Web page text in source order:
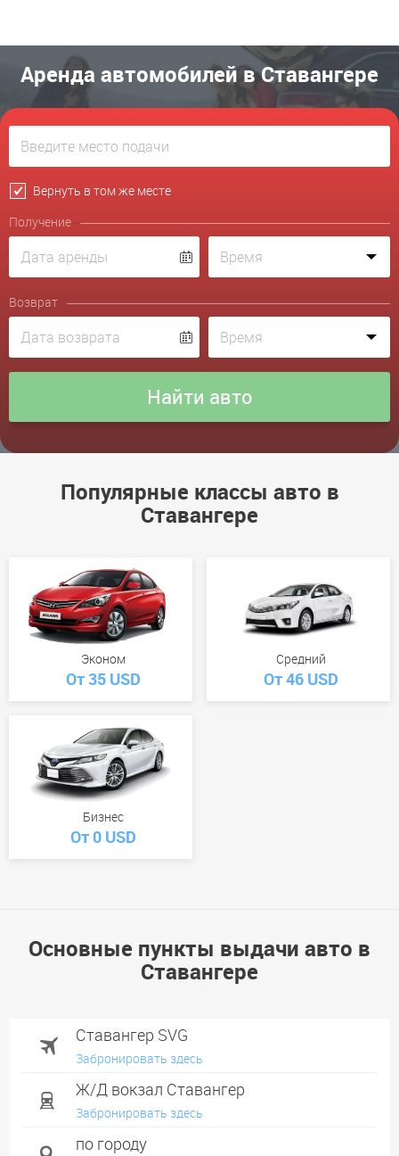
Аренда автомобилей в Ставангере
Вернуть в том же месте
Получение
Возврат
Популярные классы авто в
Ставангере
Эконом
От 35 USD
Средний
От 46 USD
Бизнес
От 0 USD
Основные пункты выдачи авто в
Ставангере
Ставангер SVG
Забронировать здесь
Ж/Д вокзал Ставангер
Забронировать здесь
по городу